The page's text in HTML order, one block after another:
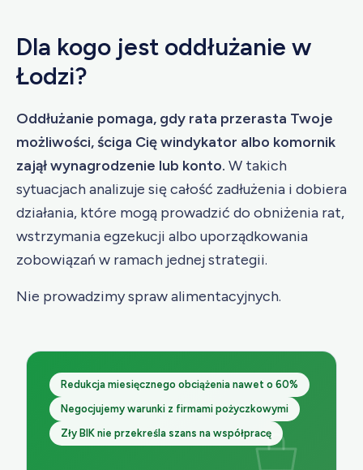
Dla kogo jest oddłużanie w
Łodzi?
Oddłużanie pomaga, gdy rata przerasta Twoje
możliwości, ściga Cię windykator albo komornik
zajął wynagrodzenie lub konto. W takich
sytuacjach analizuje się całość zadłużenia i dobiera
działania, które mogą prowadzić do obniżenia rat,
wstrzymania egzekucji albo uporządkowania
zobowiązań w ramach jednej strategii.
Nie prowadzimy spraw alimentacyjnych.
Redukcja miesięcznego obciążenia nawet o 60%
Negocjujemy warunki z firmami pożyczkowymi
Zły BIK nie przekreśla szans na współpracę